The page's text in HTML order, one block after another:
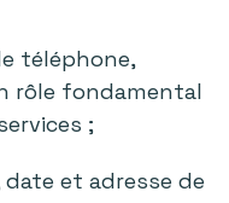
téléphone,
rôle fondamental
;
et adresse de